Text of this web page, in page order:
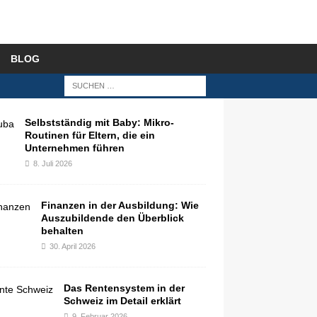
BLOG
Selbstständig mit Baby: Mikro-
Routinen für Eltern, die ein
Unternehmen führen
8. Juli 2026
Finanzen in der Ausbildung: Wie
Auszubildende den Überblick
behalten
30. April 2026
Das Rentensystem in der
Schweiz im Detail erklärt